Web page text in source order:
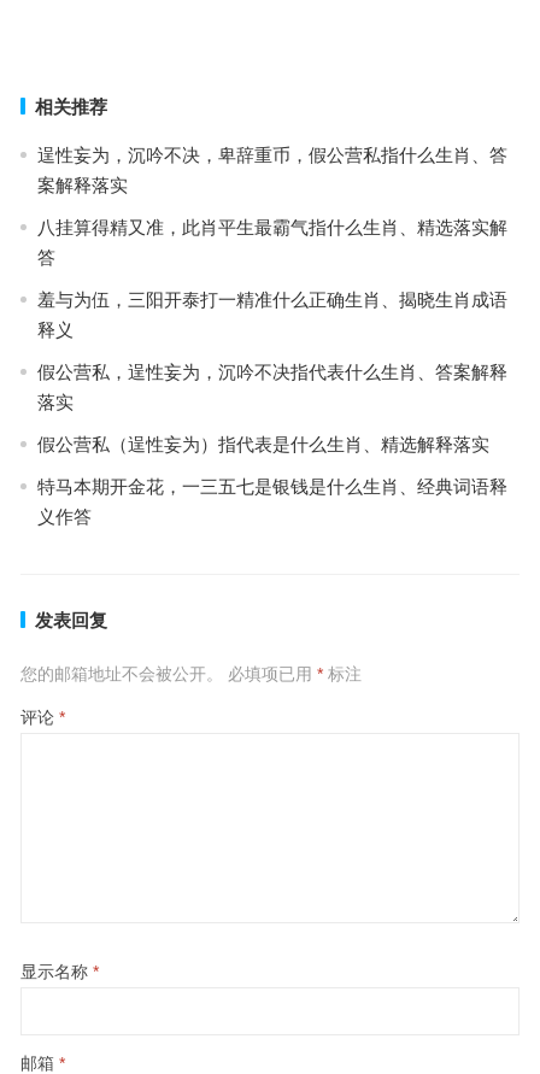
相关推荐
逞性妄为，沉吟不决，卑辞重币，假公营私指什么生肖、答
案解释落实
八挂算得精又准，此肖平生最霸气指什么生肖、精选落实解
答
羞与为伍，三阳开泰打一精准什么正确生肖、揭晓生肖成语
释义
假公营私，逞性妄为，沉吟不决指代表什么生肖、答案解释
落实
假公营私（逞性妄为）指代表是什么生肖、精选解释落实
特马本期开金花，一三五七是银钱是什么生肖、经典词语释
义作答
发表回复
您的邮箱地址不会被公开。 必填项已用 *标注
评论 *
显示名称 *
邮箱 *